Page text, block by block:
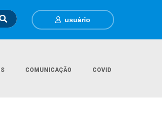
usuário
COMUNICAÇÃO COVID